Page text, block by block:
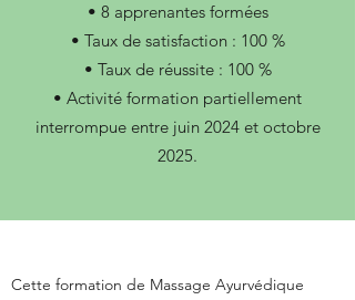
• 8 apprenantes formées
• Taux de satisfaction : 100 %
• Taux de réussite : 100 %
• Activité formation partiellement
interrompue entre juin 2024 et octobre
2025.
Cette formation de Massage Ayurvédique